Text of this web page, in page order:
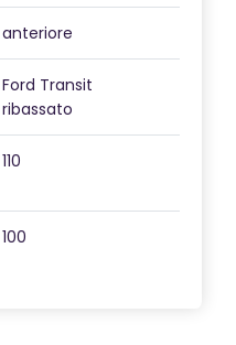
anteriore
Ford Transit
ribassato
110
100